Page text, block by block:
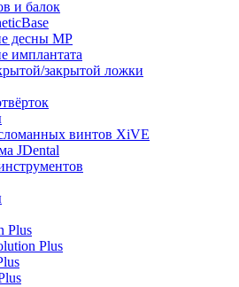
и балок
десны MP
имплантата
закрытой ложки
винтов XiVE
JDental
Plus
Plus